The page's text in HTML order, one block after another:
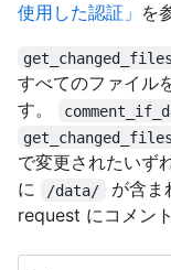
使用した認証」 を
get_changed_files
すべてのファイル
す。
get_changed_files
で変更されたいず
に
/data/
が含ま
request にコメン